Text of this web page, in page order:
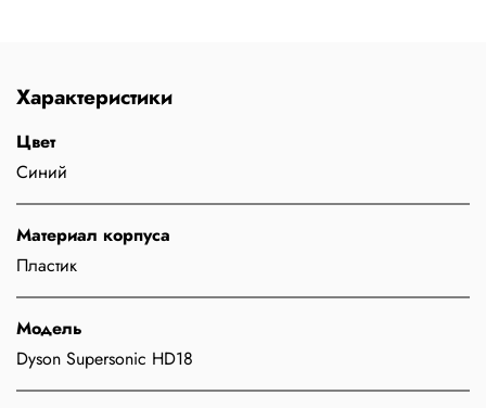
Характеристики
Цвет
Синий
Материал корпуса
Пластик
Модель
Dyson Supersonic HD18